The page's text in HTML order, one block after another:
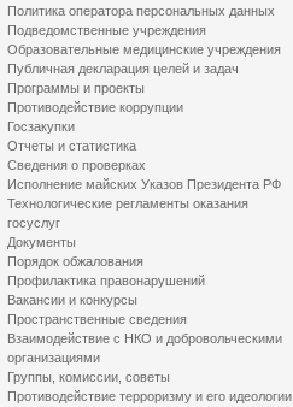
Политика оператора персональных данных
Подведомственные учреждения
Образовательные медицинские учреждения
Публичная декларация целей и задач
Программы и проекты
Противодействие коррупции
Госзакупки
Отчеты и статистика
Сведения о проверках
Исполнение майских Указов Президента РФ
Технологические регламенты оказания
госуслуг
Документы
Порядок обжалования
Профилактика правонарушений
Вакансии и конкурсы
Пространственные сведения
Взаимодействие с НКО и добровольческими
организациями
Группы, комиссии, советы
Противодействие терроризму и его идеологии